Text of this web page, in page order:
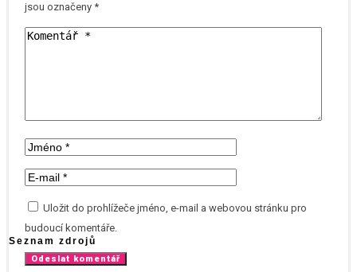
jsou označeny *
Uložit do prohlížeče jméno, e-mail a webovou stránku pro
budoucí komentáře.
Seznam zdrojů